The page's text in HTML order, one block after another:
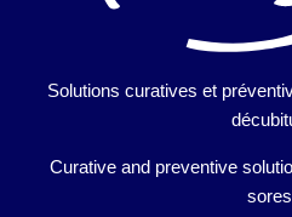
Solutions curatives et
Curative and preventive